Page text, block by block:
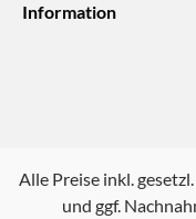
Information
Alle Preise inkl.
und ggf.